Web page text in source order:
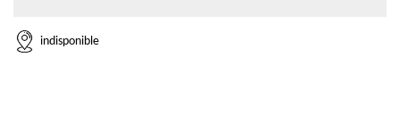
indisponible